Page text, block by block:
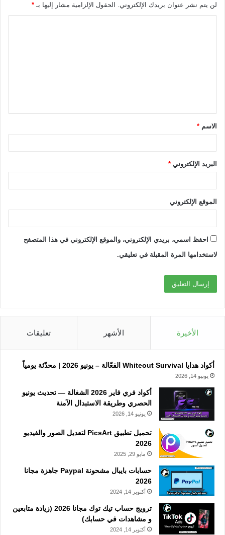
لن يتم نشر عنوان بريدك الإلكتروني. الحقول الإلزامية مشار إليها بـ *
ق
*الاسم *
البريد الإلكتروني *
الموقع الإلكتروني
احفظ اسمي، بريدي الإلكتروني، والموقع الإلكتروني في هذا المتصفح
لاستخدامها المرة المقبلة في تعليقي.
الأخيرة الأشهر تعليقات
أكواد هدايا Whiteout Survival الفعّالة – يونيو 2026 | محدّثة يومياً
يونيو 14, 2026
أكواد فري فاير 2026 الشغالة — تحديث يونيو
الحصري وطريقة الاستبدال الآمنة
يونيو 14, 2026
تحميل تطبيق PicsArt لتعديل الصور والفيديو
2026
مايو 29, 2025
حسابات بايبال مشحونة Paypal جاهزة مجانا
2026
أكتوبر 14, 2024
ترويج حساب تيك توك مجانا 2026 (زيادة متابعين
و مشاهدات في حسابك)
أكتوبر 14, 2024